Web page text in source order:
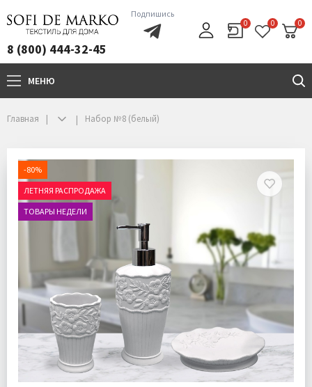
8 (800) 444-32-45
Подпишись
0 0 0
МЕНЮ
Главная Набор №8 (белый)
-80%
ЛЕТНЯЯ РАСПРОДАЖА
ТОВАРЫ НЕДЕЛИ